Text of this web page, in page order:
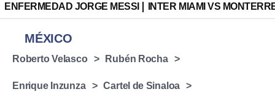
ENFERMEDAD JORGE MESSI INTER MIAMI VS
MÉXICO
Roberto Velasco Rubén Rocha
Enrique Inzunza Cartel de Sinaloa